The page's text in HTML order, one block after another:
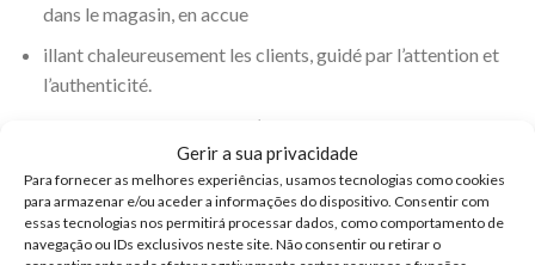
Gerir a sua privacidade
Para fornecer as melhores experiências, usamos tecnologias como cookies
para armazenar e/ou aceder a informações do dispositivo. Consentir com
essas tecnologias nos permitirá processar dados, como comportamento de
navegação ou IDs exclusivos neste site. Não consentir ou retirar o
dans le magasin, en accue
illant chaleureusement les clients, guidé par l’attention et
l’authenticité.
Agir en tant que partisan d’un service efficace,
encourageant activement l’utilisation de solutions
numériques pour améliorer l’expérience client.
Interagir avec les clients, les écouter activement, et offrir
des suggestions, des conseils ou des solutions précieuses